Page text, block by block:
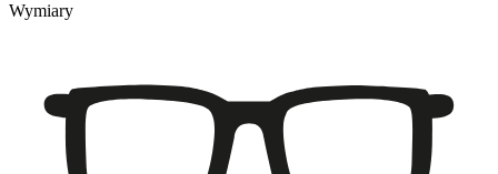
Wymiary